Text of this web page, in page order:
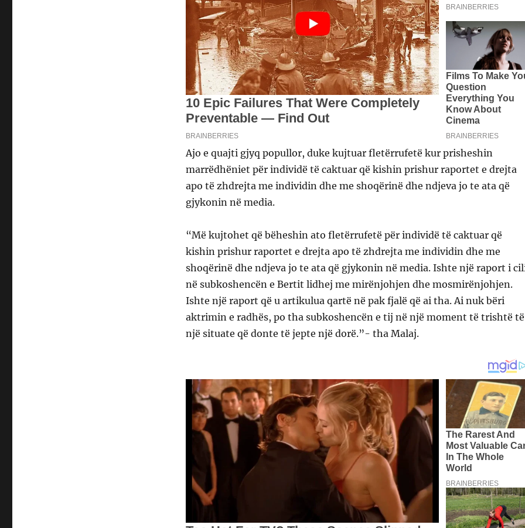
Ajo e quajti gjyq popullor, duke kujtuar fletërrufetë kur prisheshin
marrëdhëniet për individë të caktuar që kishin prishur raportet e drejta
apo të zhdrejta me individin dhe me shoqërinë dhe ndjeva jo te ata që
gjykonin në media.
“Më kujtohet që bëheshin ato fletërrufetë për individë të caktuar që
kishin prishur raportet e drejta apo të zhdrejta me individin dhe me
shoqërinë dhe ndjeva jo te ata që gjykonin në media. Ishte një raport i
në subkoshencën e Bertit lidhej me mirënjohjen dhe mosmirënjohjen.
Ishte një raport që u artikulua qartë në pak fjalë që ai tha. Ai nuk bëri
aktrimin e radhës, po tha subkoshencën e tij në një moment të trishtë të
një situate që donte të jepte një dorë.”- tha Malaj.